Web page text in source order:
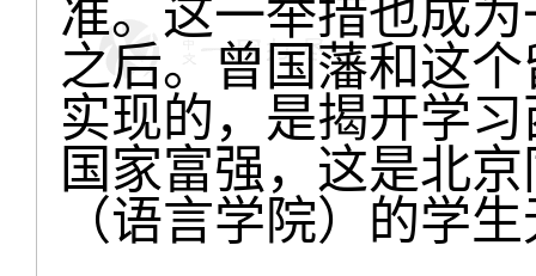
准。这一举措也成
之后。曾国藩和这
实现的，是揭开学
国家富强，这是北
（语言学院）的学